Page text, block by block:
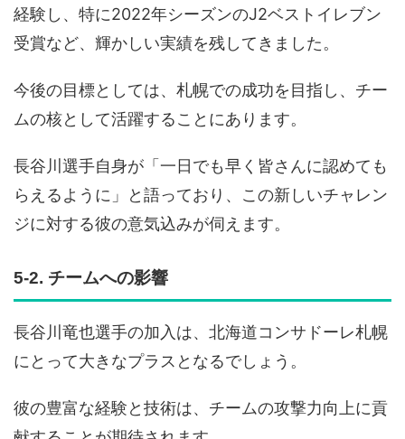
経験し、特に2022年シーズンのJ2ベストイレブン
受賞など、輝かしい実績を残してきました。
今後の目標としては、札幌での成功を目指し、チー
ムの核として活躍することにあります。
長谷川選手自身が「一日でも早く皆さんに認めても
らえるように」と語っており、この新しいチャレン
ジに対する彼の意気込みが伺えます。
5-2. チームへの影響
長谷川竜也選手の加入は、北海道コンサドーレ札幌
にとって大きなプラスとなるでしょう。
彼の豊富な経験と技術は、チームの攻撃力向上に貢